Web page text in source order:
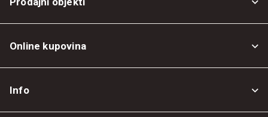
Online kupovina
Info